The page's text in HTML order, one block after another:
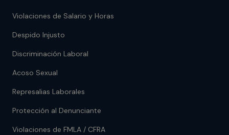
Violaciones de Salario y Horas
Despido Injusto
Discriminación Laboral
Acoso Sexual
Represalias Laborales
Protección al Denunciante
Violaciones de FMLA / CFRA